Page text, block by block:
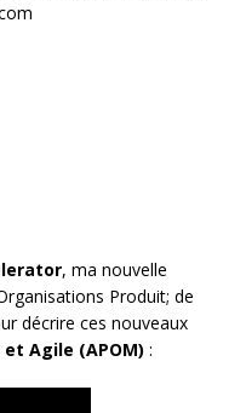
, ma nouvelle
Produit; de
décrire ces nouveaux
Agile (APOM) :